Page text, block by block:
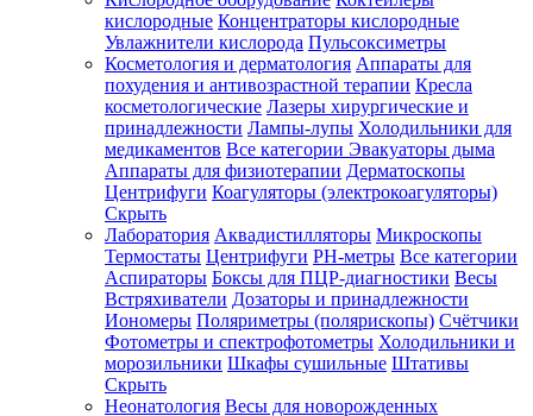
Зарегистрироваться
Зачем
регистрироваться?
Все
покупки
одном
месте
Личный
менеджер
Отслеживание
статуса
кислородные Концентраторы кислородные
Увлажнители кислорода Пульсоксиметры
Косметология и дерматология Аппараты для
похудения и антивозрастной терапии Кресла
косметологические Лазеры хирургические и
принадлежности Лампы-лупы Холодильники для
медикаментов Все категории Эвакуаторы дыма
Аппараты для физиотерапии Дерматоскопы
Центрифуги Коагуляторы (электрокоагуляторы)
Скрыть
Лаборатория Аквадистилляторы Микроскопы
Термостаты Центрифуги PH-метры Все категории
Аспираторы Боксы для ПЦР-диагностики Весы
Встряхиватели Дозаторы и принадлежности
Иономеры Поляриметры (полярископы) Счётчики
Фотометры и спектрофотометры Холодильники и
морозильники Шкафы сушильные Штативы
Скрыть
Неонатология Весы для новорожденных